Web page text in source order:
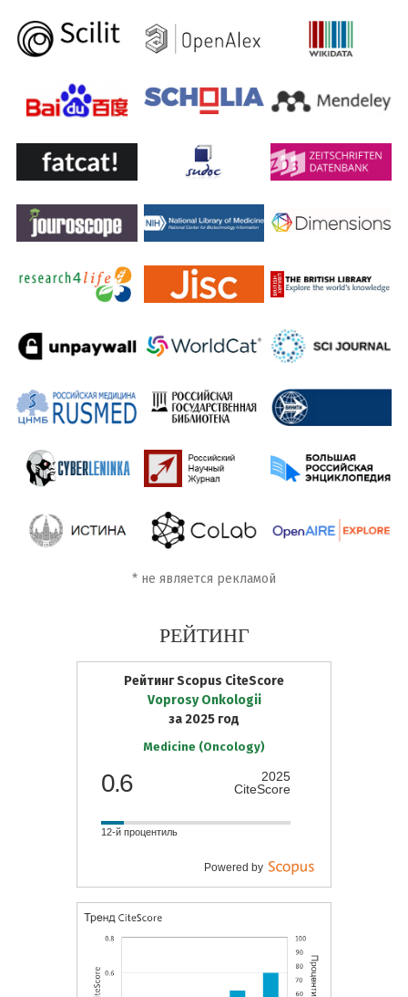
* не является рекламой
РЕЙТИНГ
Рейтинг Scopus CiteScore
Voprosy Onkologii
за 2025 год
Medicine (Oncology)
0.6
2025
CiteScore
12-й процентиль
Powered by